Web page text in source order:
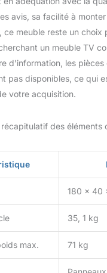
pour éviter
confusion.
question ou
d'aide pour le
n'hésitez pas
contacter.
garantissons
sous 24
avis, sa facilité à
ce meuble reste un choix
un meuble TV
d’information, les
pas disponibles, ce qui
votre acquisition.
des éléments
180 x 40
35, 1 kg
max. 71 kg